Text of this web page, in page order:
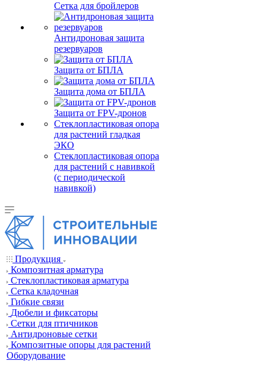
Сетка для бройлеров
Антидроновая защита
резервуаров
Защита от БПЛА
Защита дома от БПЛА
Защита от FPV-дронов
Стеклопластиковая опора
для растений гладкая
ЭКО
Стеклопластиковая опора
для растений с навивкой
(с периодической
навивкой)
Продукция
Композитная арматура
Cтеклопластиковая арматура
Сетка кладочная
Гибкие связи
Дюбели и фиксаторы
Сетки для птичников
Антидроновые сетки
Композитные опоры для растений
Оборудование